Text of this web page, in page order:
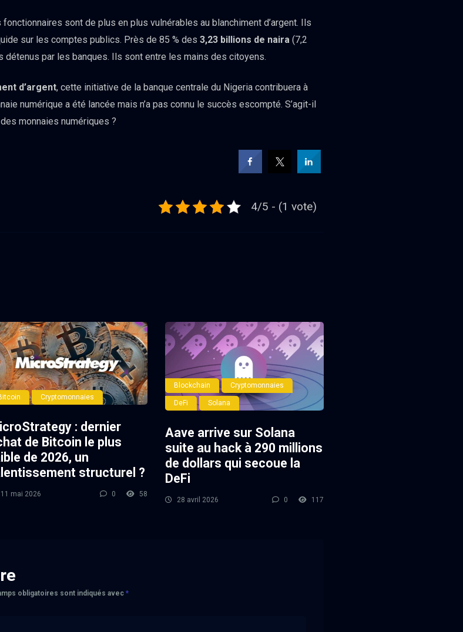
sont de plus en plus vulnérables au blanchiment d’argent. Ils
sur les comptes publics. Près de 85 % des 3,23 billions de naira (7,2
par les banques. Ils sont entre les mains des citoyens.
d’argent, cette initiative de la banque centrale du Nigeria contribuera à
numérique a été lancée mais n’a pas connu le succès escompté. S’agit-il
monnaies numériques ?
4/5 - (1 vote)
Cryptomonnaies
: dernier
de Bitcoin le plus
de 2026, un
structurel ?
11 mai 2026 0 58
Blockchain Cryptomonnaies
DeFi Solana
Aave arrive sur Solana
suite au hack à 290 millions
de dollars qui secoue la
DeFi
28 avril 2026 0 117
obligatoires sont indiqués avec *